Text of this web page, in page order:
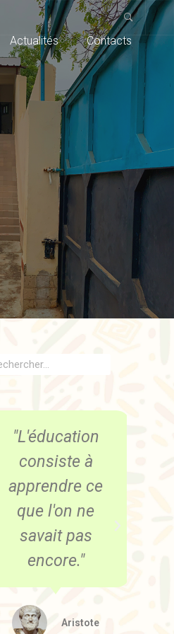
Actualités Contacts
"L'éducation
consiste à
apprendre ce
que l'on ne
savait pas
encore."
Aristote